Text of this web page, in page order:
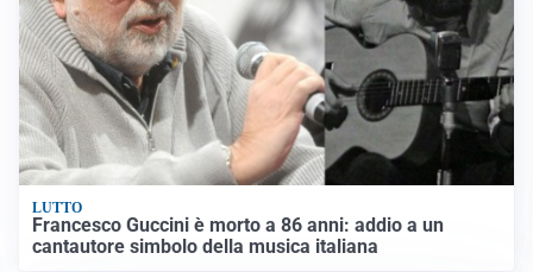
LUTTO
Francesco Guccini è morto a 86 anni: addio a un
cantautore simbolo della musica italiana